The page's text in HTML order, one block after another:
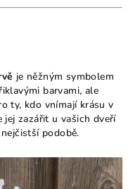
je něžným symbolem
barvami, ale
ty, kdo vnímají krásu v
jej zazářit u vašich dveří
podobě.